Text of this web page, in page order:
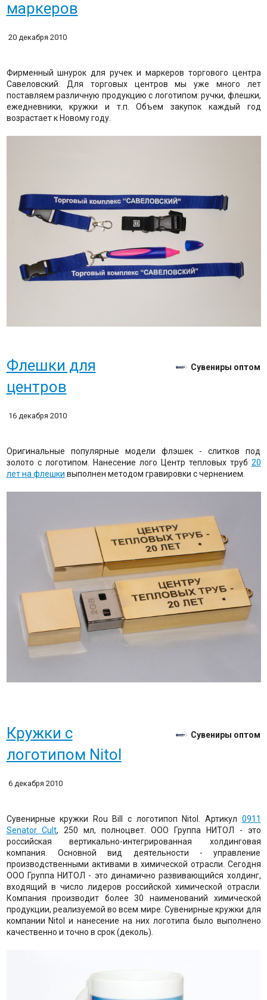
маркеров
20 декабря 2010
Фирменный шнурок для ручек и маркеров торгового центра
Савеловский. Для торговых центров мы уже много лет
поставляем различную продукцию с логотипом: ручки, флешки,
ежедневники, кружки и т.п. Объем закупок каждый год
возрастает к Новому году.
Флешки для
центров
Сувениры оптом
16 декабря 2010
Оригинальные популярные модели флэшек - слитков под
золото с логотипом. Нанесение лого Центр тепловых труб 20
лет на флешки выполнен методом гравировки с чернением.
Кружки с
логотипом Nitol
Сувениры оптом
6 декабря 2010
Сувенирные кружки Rou Bill с логотипоп Nitol. Артикул 0911
Senator Cult, 250 мл, полноцвет. ООО Группа НИТОЛ - это
российская вертикально-интегрированная холдинговая
компания. Основной вид деятельности - управление
производственными активами в химической отрасли. Сегодня
ООО Группа НИТОЛ - это динамично развивающийся холдинг,
входящий в число лидеров российской химической отрасли.
Компания производит более 30 наименований химической
продукции, реализуемой во всем мире. Сувенирные кружки для
компании Nitol и нанесение на них логотипа было выполнено
качественно и точно в срок (деколь).